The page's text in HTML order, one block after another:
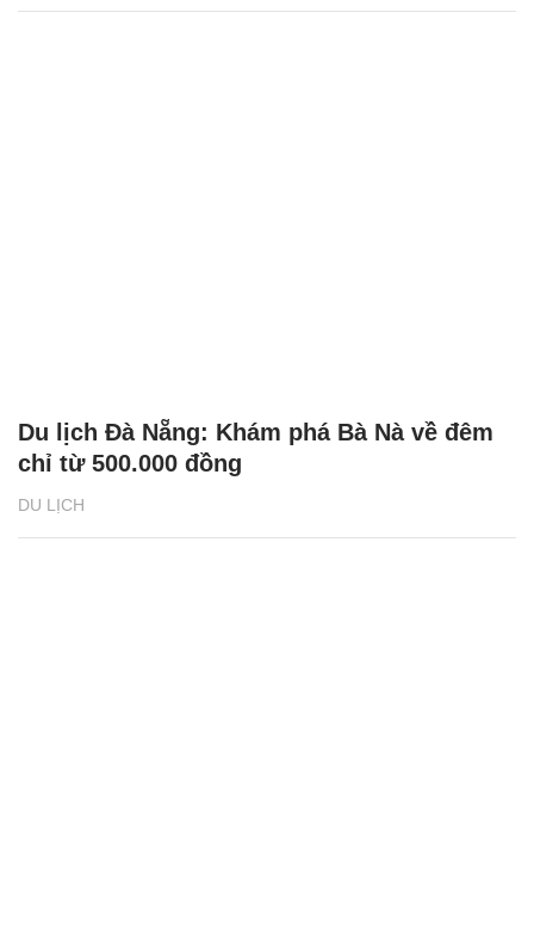
DU LỊCH
Du lịch Đà Nẵng: Khám phá Bà Nà về đêm
chỉ từ 500.000 đồng